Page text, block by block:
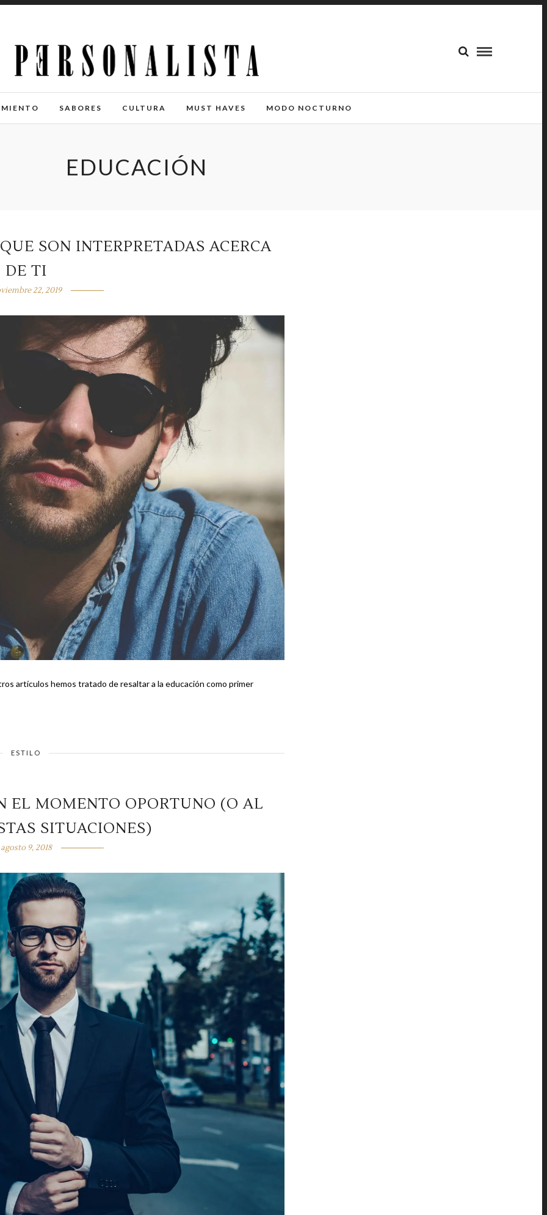
SABORES CULTURA MUST HAVES MODO NOCTURNO
EDUCACIÓN
SON INTERPRETADAS ACERCA
DE TI
22, 2019
artículos hemos tratado de resaltar a la educación como primer
ESTILO
EL MOMENTO OPORTUNO (O AL
SITUACIONES)
agosto 9, 2018